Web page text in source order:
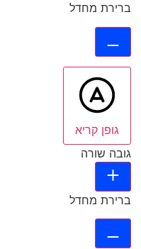
ברירת מחדל
גופן קריא
גובה שורה
ברירת מחדל